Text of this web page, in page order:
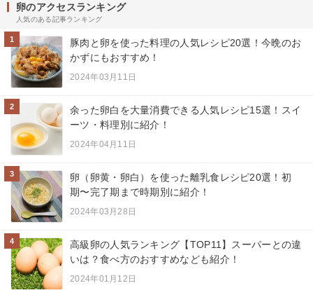
卵のアクセスランキング
人気のある記事ランキング
1
豚肉と卵を使った料理の人気レシピ20選！今晩のお
かずにもおすすめ！
2024年03月11日
2
余った卵白を大量消費できる人気レシピ15選！スイ
ーツ・料理別に紹介！
2024年04月11日
3
卵（卵黄・卵白）を使った離乳食レシピ20選！初
期〜完了期まで時期別に紹介！
2024年03月28日
4
高級卵の人気ランキング【TOP11】スーパーとの違
いは？食べ方のおすすめなども紹介！
2024年01月12日